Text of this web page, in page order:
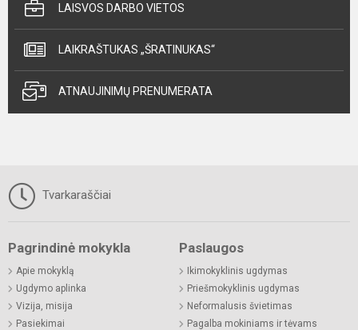
LAISVOS DARBO VIETOS
LAIKRAŠTUKAS „ŠRATINUKAS“
ATNAUJINIMŲ PRENUMERATA
Tvarkaraščiai
Pagrindinė mokykla
Apie mokyklą
Ugdymo aplinka
Vizija, misija
Pasiekimai
Paslaugos
Ikimokyklinis ugdymas
Priešmokyklinis ugdymas
Neformalusis švietimas
Pagalba mokiniams ir tėvams